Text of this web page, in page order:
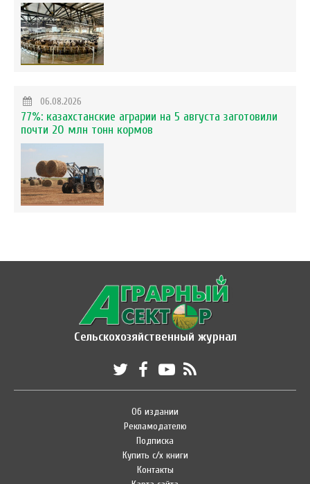
06.08.2026
77%: казахстанские аграрии на 5 августа заготовили
почти 20 млн тонн кормов
Сельскохозяйственный журнал
Об издании
Рекламодателю
Подписка
Купить с/х книги
Контакты